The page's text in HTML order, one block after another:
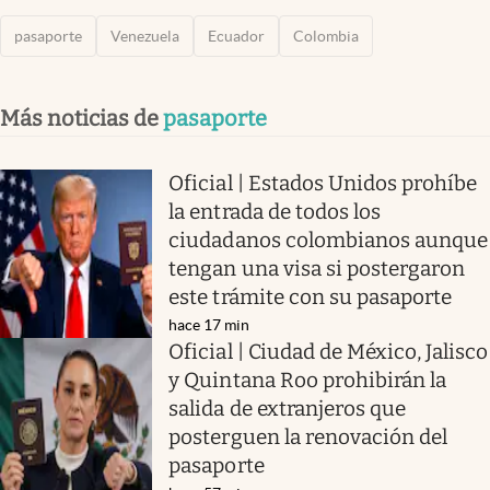
pasaporte Venezuela Ecuador Colombia
Más noticias depasaporte
Oficial | Estados Unidos prohíbe
la entrada de todos los
ciudadanos colombianos aunque
tengan una visa si postergaron
este trámite con su pasaporte
hace 17 min
Oficial | Ciudad de México, Jalisco
y Quintana Roo prohibirán la
salida de extranjeros que
posterguen la renovación del
pasaporte